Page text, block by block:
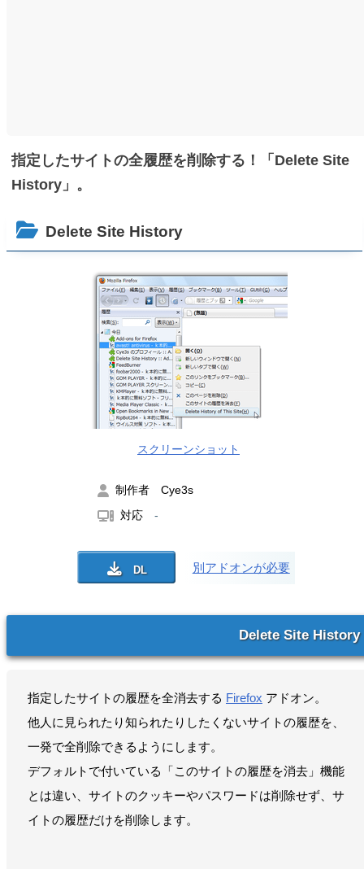
指定したサイトの全履歴を削除する！「Delete Site
History」。
Delete Site History
スクリーンショット
制作者 Cye3s
対応 -
別アドオンが必要
Delete Site History
指定したサイトの履歴を全消去する Firefox アドオン。
他人に見られたり知られたりしたくないサイトの履歴を、
一発で全削除できるようにします。
デフォルトで付いている「このサイトの履歴を消去」機能
とは違い、サイトのクッキーやパスワードは削除せず、サ
イトの履歴だけを削除します。